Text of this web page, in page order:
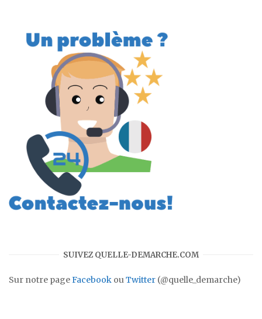
SUIVEZ QUELLE-DEMARCHE.COM
Sur notre pageFacebook ouTwitter (@quelle_demarche)